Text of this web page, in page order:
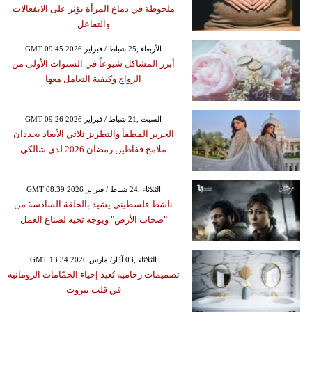
ملحوظة في دماغ المرأة تؤثر على الانفعالات
والتفاعل
GMT 09:45 2026 الأربعاء ,25 شباط / فبراير
أبرز المشاكل شيوعاً في السنوات الأولى من
الزواج وكيفية التعامل معها
GMT 09:26 2026 السبت ,21 شباط / فبراير
الحرير المطفأ والتطريز ثلاثي الأبعاد يحددان
ملامح قفاطين رمضان 2026 لدى شالكي
GMT 08:39 2026 الثلاثاء ,24 شباط / فبراير
ناشط فلسطيني يشيد بالحلقة السادسة من
"صحاب الأرض" ويوجه تحية لصناع العمل
GMT 13:34 2026 الثلاثاء ,03 آذار/ مارس
تصميمات رخامية تُعيد إحياء الحمّامات الرومانية
في قلب بيروت